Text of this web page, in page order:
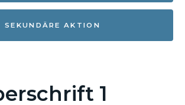
SEKUNDÄRE AKTION
1